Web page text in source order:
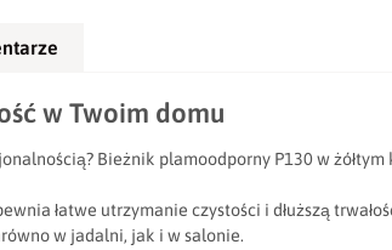
w Twoim domu
Bieżnik plamoodporny P130 w
łatwe utrzymanie czystości i dłuższą
w jadalni, jak i w salonie.